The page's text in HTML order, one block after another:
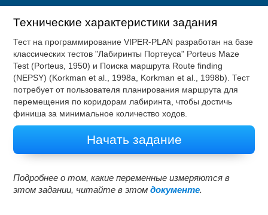
Технические характеристики задания
Тест на программирование VIPER-PLAN разработан на базе
классических тестов "Лабиринты Портеуса" Porteus Maze
Test (Porteus, 1950) и Поиска маршрута Route finding
(NEPSY) (Korkman et al., 1998a, Korkman et al., 1998b). Тест
потребует от пользователя планирования маршрута для
перемещения по коридорам лабиринта, чтобы достичь
финиша за минимальное количество ходов.
Начать задание
Подробнее о том, какие переменные измеряются в
этом задании, читайте в этомдокументе.